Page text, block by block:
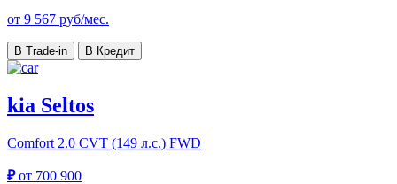
от 9 567 руб/мес.
В Trade-in В Кредит
kia Seltos
Comfort 2.0 CVT (149 л.с.) FWD
₽от 700 900